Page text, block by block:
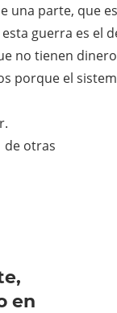
una parte, que
guerra es
no tienen
porque el
otras
en